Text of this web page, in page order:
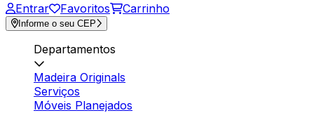
Entrar Favoritos Carrinho
Informe o seu CEP
Departamentos
Madeira Originals
Serviços
Móveis Planejados